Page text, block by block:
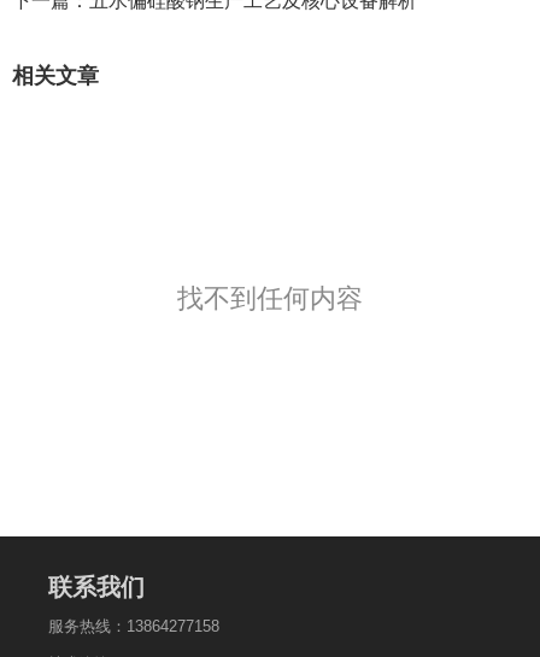
相关文章
找不到任何内容
联系我们
服务热线：13864277158